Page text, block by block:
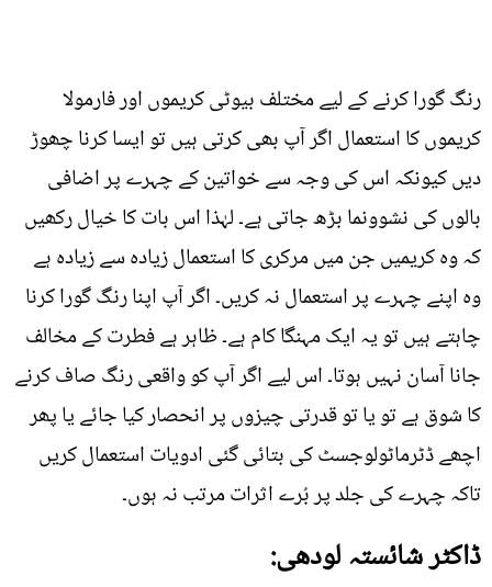
رنگ گورا کرنے کے لیے مختلف بیوٹی کریموں اور فارمولا
کریموں کا استعمال اگر آپ بھی کرتی ہیں تو ایسا کرنا چھوڑ
دیں کیونکہ اس کی وجہ سے خواتین کے چہرے پر اضافی
بالوں کی نشوونما بڑھ جاتی ہے۔ لہٰذا اس بات کا خیال رکھیں
کہ وہ کریمیں جن میں مرکری کا استعمال زیادہ سے زیادہ ہے
وہ اپنے چہرے پر استعمال نہ کریں۔ اگر آپ اپنا رنگ گورا کرنا
چاہتے ہیں تو یہ ایک مہنگا کام ہے۔ ظاہر ہے فطرت کے مخالف
جانا آسان نہیں ہوتا۔ اس لیے اگر آپ کو واقعی رنگ صاف کرنے
کا شوق ہے تو یا تو قدرتی چیزوں پر انحصار کیا جائے یا پھر
اچھے ڈٹرماٹولوجسٹ کی بتائی گئی ادویات استعمال کریں
تاکہ چہرے کی جلد پر بُرے اثرات مرتب نہ ہوں۔
ڈاکٹر شائستہ لودھی: